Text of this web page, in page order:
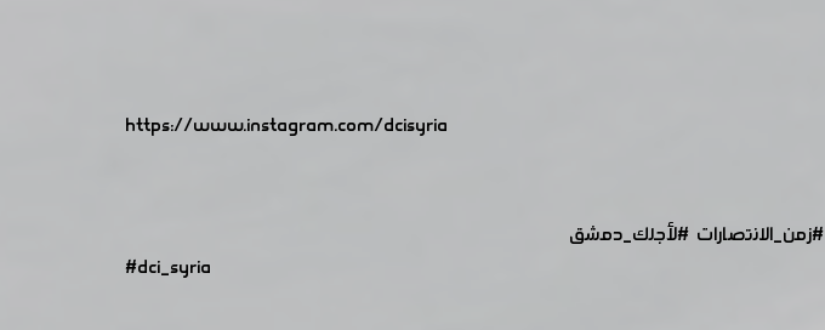
https://www.instagram.com/dcisyria​
#زمن_الانتصارات #لأجلك_دمشق
#dci_syria